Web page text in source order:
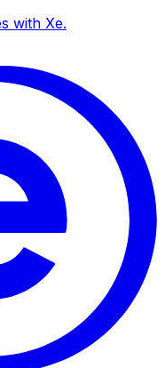
with Xe.